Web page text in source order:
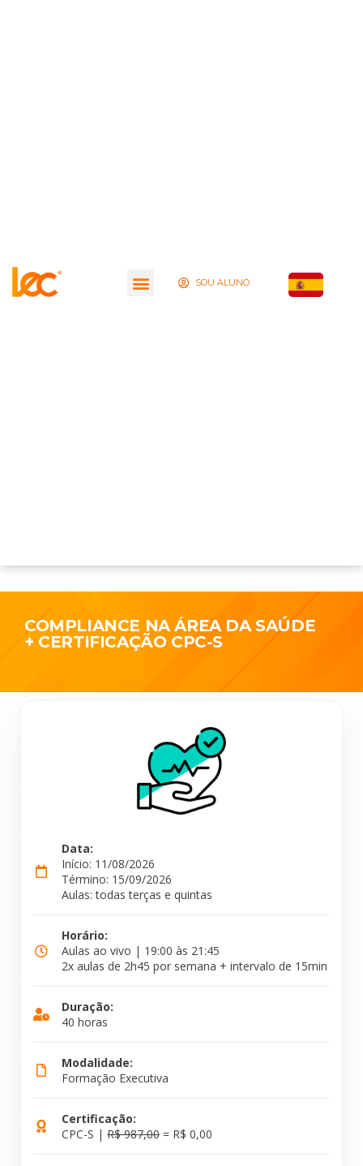
SOU ALUNO
COMPLIANCE NA ÁREA DA SAÚDE
+ CERTIFICAÇÃO CPC-S
Data:
Início: 11/08/2026
Término: 15/09/2026
Aulas: todas terças e quintas
Horário:
Aulas ao vivo | 19:00 às 21:45
2x aulas de 2h45 por semana + intervalo de 15min
Duração:
40 horas
Modalidade:
Formação Executiva
Certificação:
CPC-S | R$ 987,00 = R$ 0,00